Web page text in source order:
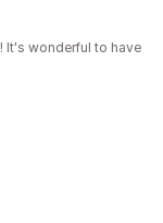
It's wonderful to have